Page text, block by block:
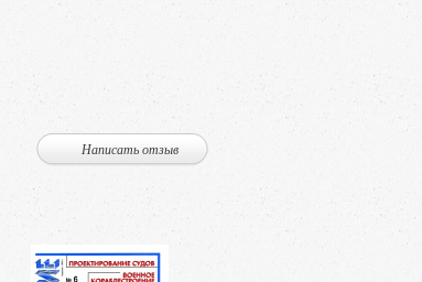
Написать отзыв